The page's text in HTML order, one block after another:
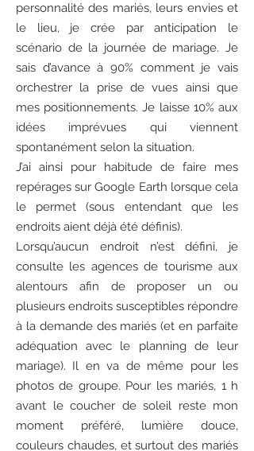
personnalité des mariés, leurs envies et
le lieu, je crée par anticipation le
scénario de la journée de mariage. Je
sais d’avance à 90% comment je vais
orchestrer la prise de vues ainsi que
mes positionnements. Je laisse 10% aux
idées imprévues qui viennent
spontanément selon la situation.
J’ai ainsi pour habitude de faire mes
repérages sur Google Earth lorsque cela
le permet (sous entendant que les
endroits aient déjà été définis).
Lorsqu’aucun endroit n’est défini, je
consulte les agences de tourisme aux
alentours afin de proposer un ou
plusieurs endroits susceptibles répondre
à la demande des mariés (et en parfaite
adéquation avec le planning de leur
mariage). Il en va de même pour les
photos de groupe. Pour les mariés, 1 h
avant le coucher de soleil reste mon
moment préféré, lumière douce,
couleurs chaudes, et surtout des mariés